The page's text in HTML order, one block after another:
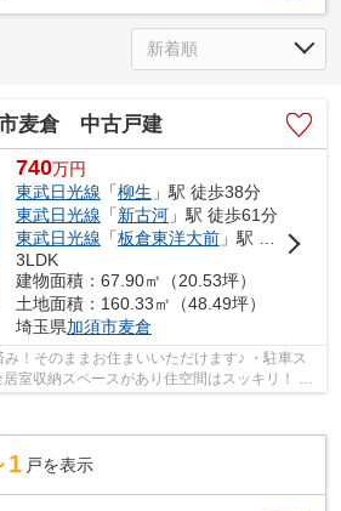
麦倉 中古戸建
740万円
東武日光線 「柳生 」駅 徒歩38分
東武日光線 「新古河」駅 徒歩61分
東武日光線 「板倉東洋大前」駅 徒歩76分
3LDK
建物面積：67.90㎡（20.53坪）
土地面積：160.33㎡（48.49坪）
埼玉県加須市麦倉
そのままお住まいいただけます♪ ・駐車ス
室収納スペースがあり住空間はスッキリ！ 経
スタッフが物件資料...
1 戸を表示